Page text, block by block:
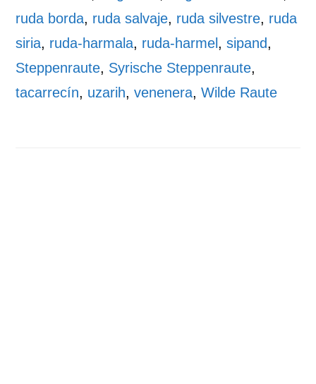
ruda borda, ruda salvaje, ruda silvestre, ruda
siria, ruda-harmala, ruda-harmel ,sipand,
Steppenraute, Syrische Steppenraute,
tacarrecín, uzarih,venenera,Wilde Raute